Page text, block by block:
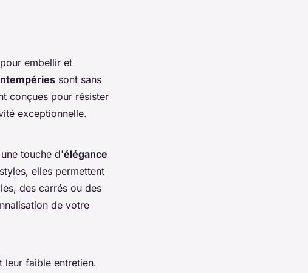
embellir et
sont sans
conçues pour résister
exceptionnelle.
touche d'élégance
elles permettent
des carrés ou des
de votre
leur faible entretien.